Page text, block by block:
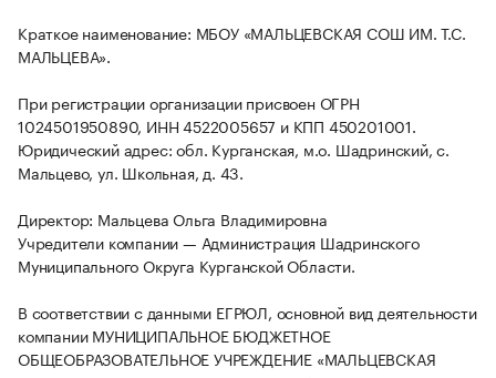
Краткое наименование: МБОУ «МАЛЬЦЕВСКАЯ СОШ ИМ. Т.С.
МАЛЬЦЕВА».
При регистрации организации присвоен ОГРН
1024501950890, ИНН 4522005657 и КПП 450201001.
Юридический адрес: обл. Курганская, м.о. Шадринский, с.
Мальцево, ул. Школьная, д. 43.
Директор: Мальцева Ольга Владимировна
Учредители компании — Администрация Шадринского
Муниципального Округа Курганской Области.
В соответствии с данными ЕГРЮЛ, основной вид деятельности
компании МУНИЦИПАЛЬНОЕ БЮДЖЕТНОЕ
ОБЩЕОБРАЗОВАТЕЛЬНОЕ УЧРЕЖДЕНИЕ «МАЛЬЦЕВСКАЯ